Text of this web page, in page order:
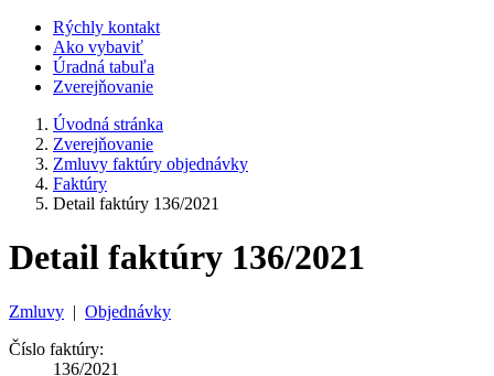
Rýchly kontakt
Ako vybaviť
Úradná tabuľa
Zverejňovanie
Úvodná stránka
Zverejňovanie
Zmluvy faktúry objednávky
Faktúry
Detail faktúry 136/2021
Detail faktúry 136/2021
Zmluvy | Objednávky
Číslo faktúry:
136/2021